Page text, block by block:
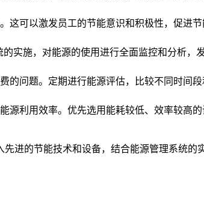
这可以激发员工的节能意识和积极性，促进
实施，对能源的使用进行全面监控和分析，
问题。定期进行能源评估，比较不同时间
源利用效率。优先选用能耗较低、效率较高
进的节能技术和设备，结合能源管理系统的